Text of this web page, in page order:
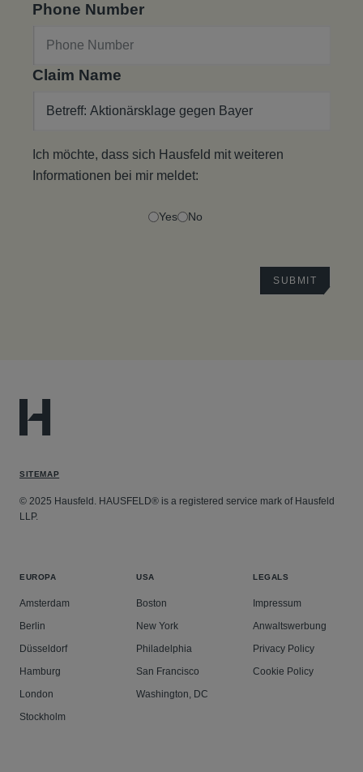
Phone Number
Claim Name
Ich möchte, dass sich Hausfeld mit weiteren
Informationen bei mir meldet:
Yes No
SITEMAP
© 2025 Hausfeld. HAUSFELD® is a registered service mark of Hausfeld
LLP.
EUROPA
Amsterdam
Berlin
Düsseldorf
Hamburg
London
Stockholm
USA
Boston
New York
Philadelphia
San Francisco
Washington, DC
LEGALS
Impressum
Anwaltswerbung
Privacy Policy
Cookie Policy